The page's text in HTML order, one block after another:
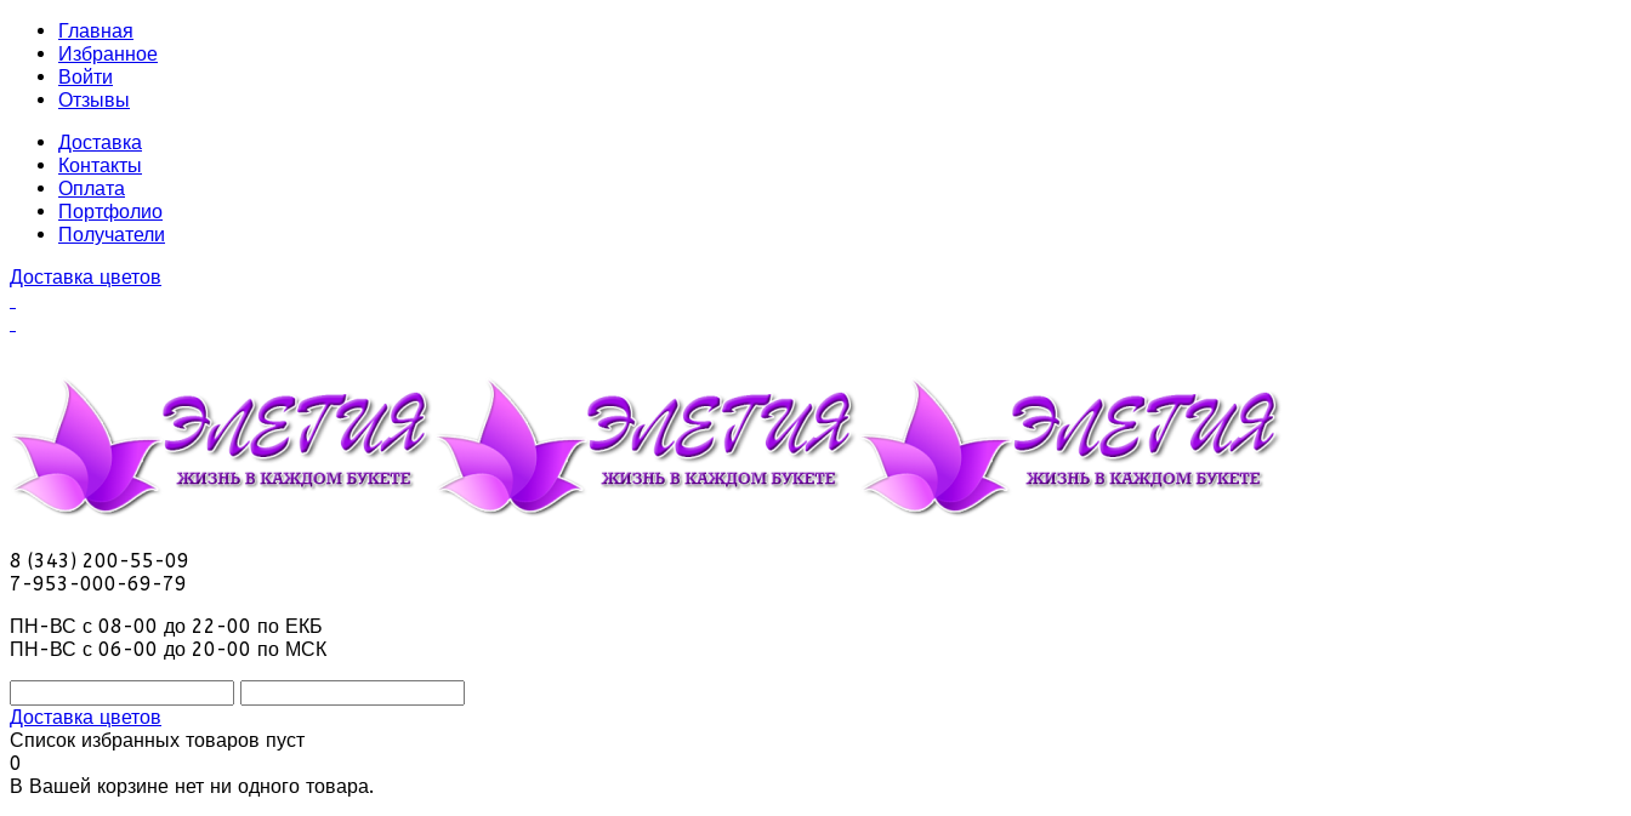
Главная
Избранное
Войти
Отзывы
Доставка
Контакты
Оплата
Портфолио
Получатели
Доставка цветов
8 (343) 200-55-09
7-953-000-69-79
ПН-ВС с 08-00 до 22-00 по ЕКБ
ПН-ВС с 06-00 до 20-00 по МСК
Доставка цветов
Список избранных товаров пуст
0
В Вашей корзине нет ни одного товара.